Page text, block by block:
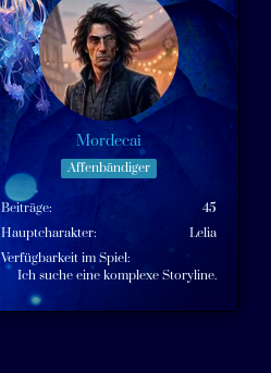
Mordecai
Affenbändiger
Beiträge
45
Hauptcharakter
Lelia
Verfügbarkeit im Spiel
Ich suche eine komplexe Storyline.